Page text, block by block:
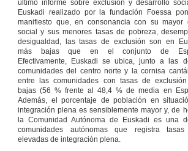
responsable.
Artículo 81
Declaraciones
responsables en el
ingreso mínimo
vital.
CAPÍTULOIII
ACTUALIZACIÓN DE
LA CUANTÍA Y
CONTROL DE
PRESTACIONES
ECONÓMICAS
Artículo 82
último informe sobre exclusión y desarrollo
Euskadi realizado por la fundación Foessa
manifiesto que, en consonancia con su mayor
social y sus menores tasas de pobreza,
desigualdad, las tasas de exclusión son en
más bajas que en el conjunto de
Efectivamente, Euskadi se ubica, junto a las
comunidades del centro norte y la cornisa
entre las comunidades con tasas de
bajas (56 % frente al 48,4 % de media en
Además, el porcentaje de población en
integración plena es sensiblemente mayor y, de
la Comunidad Autónoma de Euskadi es una
comunidades autónomas que registra
elevadas de integración plena.